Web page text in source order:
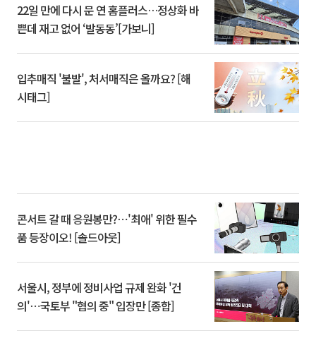
22일 만에 다시 문 연 홈플러스…정상화 바
쁜데 재고 없어 ‘발동동’[가보니]
입추매직 '불발', 처서매직은 올까요? [해
시태그]
콘서트 갈 때 응원봉만?⋯'최애' 위한 필수
품 등장이오! [솔드아웃]
서울시, 정부에 정비사업 규제 완화 '건
의'⋯국토부 "협의 중" 입장만 [종합]